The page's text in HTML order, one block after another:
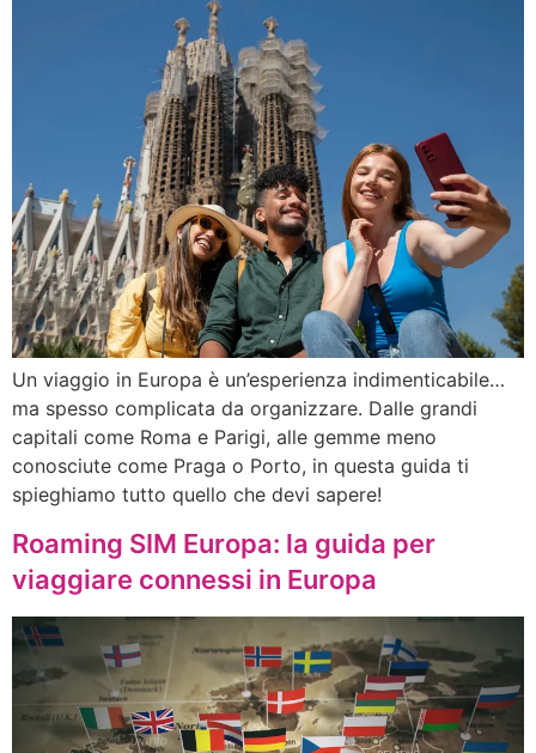
Un viaggio in Europa è un’esperienza indimenticabile…
ma spesso complicata da organizzare. Dalle grandi
capitali come Roma e Parigi, alle gemme meno
conosciute come Praga o Porto, in questa guida ti
spieghiamo tutto quello che devi sapere!
Roaming SIM Europa: la guida per
viaggiare connessi in Europa